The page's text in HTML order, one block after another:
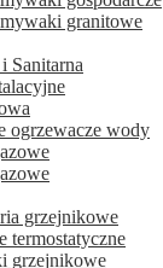
granitowe
Sanitarna
ogrzewacze wody
grzejnikowe
termostatyczne
grzejnikowe